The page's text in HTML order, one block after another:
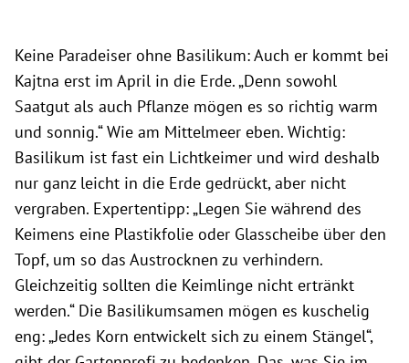
Keine Paradeiser ohne Basilikum: Auch er kommt bei
Kajtna erst im April in die Erde. „Denn sowohl
Saatgut als auch Pflanze mögen es so richtig warm
und sonnig.“ Wie am Mittelmeer eben. Wichtig:
Basilikum ist fast ein Lichtkeimer und wird deshalb
nur ganz leicht in die Erde gedrückt, aber nicht
vergraben. Expertentipp: „Legen Sie während des
Keimens eine Plastikfolie oder Glasscheibe über den
Topf, um so das Austrocknen zu verhindern.
Gleichzeitig sollten die Keimlinge nicht ertränkt
werden.“ Die Basilikumsamen mögen es kuschelig
eng: „Jedes Korn entwickelt sich zu einem Stängel“,